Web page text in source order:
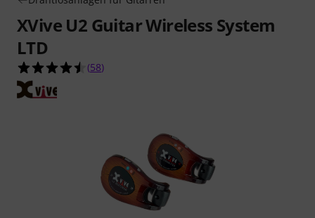
XVive U2 Guitar Wireless System
LTD
4.5 von 5 Sternen aus 58 Kundenbewertungen
(58)